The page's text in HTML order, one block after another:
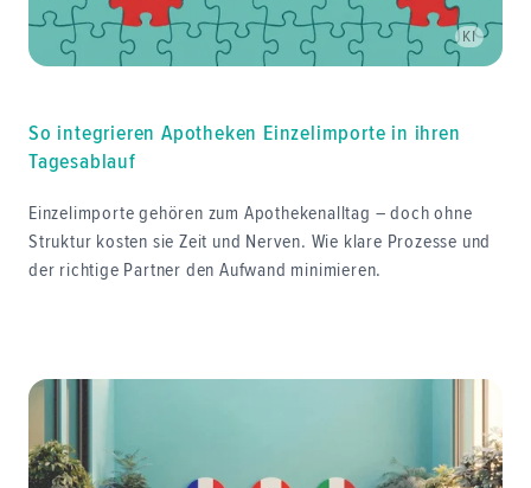
KI
So integrieren Apotheken Einzelimporte in ihren
Tagesablauf
Einzelimporte gehören zum Apothekenalltag – doch ohne
Struktur kosten sie Zeit und Nerven. Wie klare Prozesse und
der richtige Partner den Aufwand minimieren.